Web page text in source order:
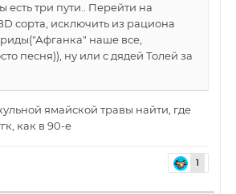
есть три пути.. Перейти на
сорта, исключить из рациона
наше все,
песня)), ну или с дядей Толей за
ямайской травы найти, где
как в 90-е
1